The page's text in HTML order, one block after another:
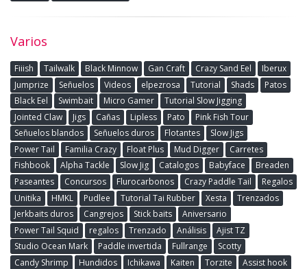
Varios
Fiiish Tailwalk Black Minnow Gan Craft Crazy Sand Eel
Iberux
Jumprize
Señuelos Videos elpezrosa Tutorial Shads
Patos
Black Eel
Swimbait Micro Gamer
Tutorial Slow Jigging
Jointed Claw
Jigs Cañas Lipless Pato
Pink Fish Tour
Señuelos blandos
Señuelos duros Flotantes
Slow Jigs
Power Tail
Familia Crazy Float Plus Mud Digger
Carretes
Fishbook
Alpha Tackle Slow Jig Catalogos Babyface
Breaden
Paseantes
Concursos Flurocarbonos Crazy Paddle Tail
Regalos
Unitika
HMKL Pudlee Tutorial Tai Rubber Xesta
Trenzados
Jerkbaits duros
Cangrejos Stick baits
Aniversario
Power Tail Squid
regalos Trenzado Análisis
Ajist TZ
Studio Ocean Mark
Paddle invertida Fullrange
Scotty
Candy Shrimp
Hundidos Ichikawa Kaiten Torzite
Assist hook